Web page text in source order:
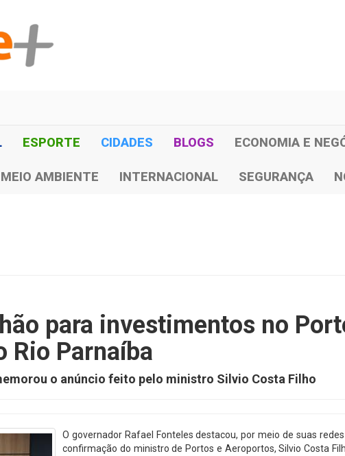
ESPORTE CIDADES BLOGS ECONOMIA E
MEIO AMBIENTE INTERNACIONAL SEGURANÇA
para investimentos no
Rio Parnaíba
o anúncio feito pelo ministro Silvio Costa Filho
O governador Rafael Fonteles destacou, por meio de suas
confirmação do ministro de Portos e Aeroportos, Silvio Costa